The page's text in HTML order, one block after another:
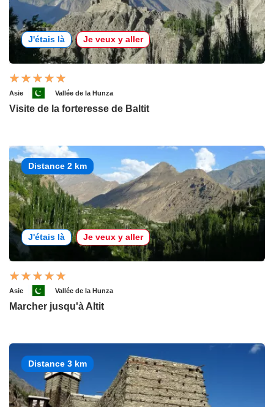
J'étais là Je veux y aller
Asie Vallée de la Hunza
Visite de la forteresse de Baltit
Distance 2 km
J'étais là Je veux y aller
Asie Vallée de la Hunza
Marcher jusqu'à Altit
Distance 3 km